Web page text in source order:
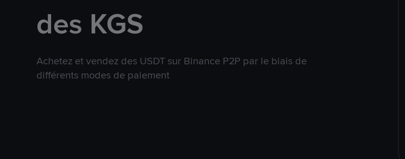
des KGS
Achetez et vendez des USDT sur Binance P2P par le biais de
différents modes de paiement